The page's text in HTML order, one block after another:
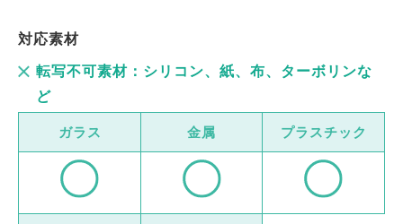
対応素材
転写不可素材：シリコン、紙、布、ターボリンな
ど
ガラス 金属 プラスチック